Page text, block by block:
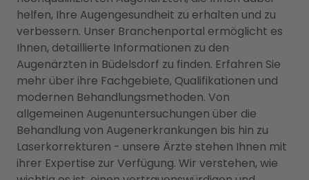
helfen, Ihre Augengesundheit zu erhalten und zu
verbessern. Unser Branchenportal ermöglicht es
Ihnen, detaillierte Informationen zu den
Augenärzten in Büdelsdorf zu finden. Erfahren Sie
mehr über ihre Fachgebiete, Qualifikationen und
modernen Behandlungsmethoden. Von
allgemeinen Augenuntersuchungen über die
Behandlung von Augenerkrankungen bis hin zu
Laserkorrekturen - unsere Ärzte stehen Ihnen mit
ihrer Expertise zur Verfügung. Wir verstehen, wie